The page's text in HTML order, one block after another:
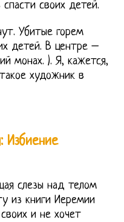
своих детей.
Убитые горем
детей. В центре –
монах. ). Я, кажется,
художник в
Избиение
слезы над телом
из книги Иеремии
и не хочет